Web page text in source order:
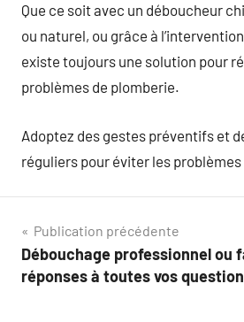
Que ce soit avec un déboucheur
ou naturel, ou grâce à
existe toujours une solution pour
problèmes de plomberie.
Adoptez des gestes préventifs et
réguliers pour éviter les
Navigation
de
Publication précédente
Débouchage professionnel ou
réponses à toutes vos